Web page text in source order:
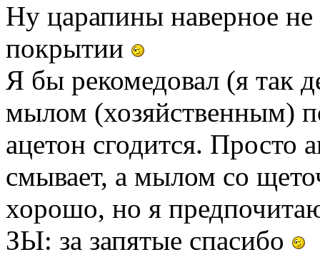
Ну царапины наверное не
покрытии
Я бы рекомедовал (я так
мылом (хозяйственным)
ацетон сгодится. Просто
смывает, а мылом со
хорошо, но я
ЗЫ: за запятые спасибо